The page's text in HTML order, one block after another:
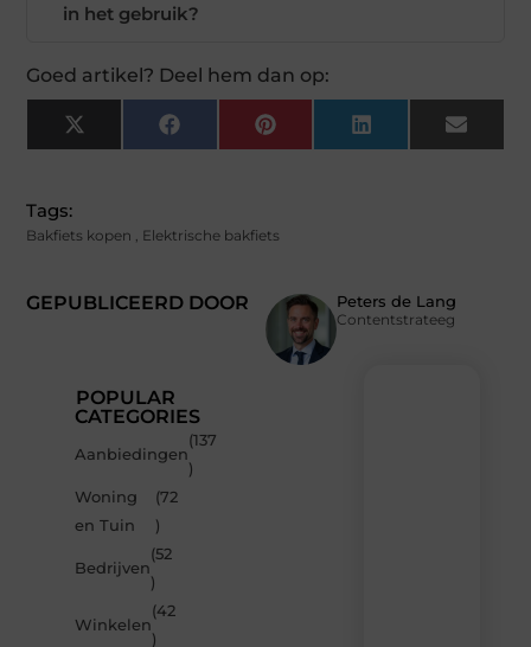
in het gebruik?
Goed artikel? Deel hem dan op:
X
(Twitter)
FacebookPinterest LinkedIn Email
GEPUBLICEERD DOOR Peters de Lang
Contentstrateeg
Tags:
Bakfiets kopen , Elektrische bakfiets
POPULAR
CATEGORIES
Aanbiedingen
(137
)
Woning
en Tuin
(72
)
Bedrijven
(52
)
Winkelen
(42
)